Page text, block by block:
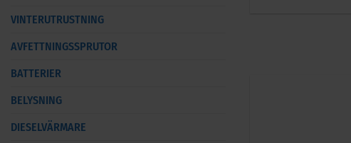
VINTERUTRUSTNING
AVFETTNINGSSPRUTOR
BATTERIER
BELYSNING
DIESELVÄRMARE